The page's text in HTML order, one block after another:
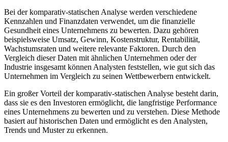
Bei der komparativ-statischen Analyse werden verschiedene
Kennzahlen und Finanzdaten verwendet, um die finanzielle
Gesundheit eines Unternehmens zu bewerten. Dazu gehören
beispielsweise Umsatz, Gewinn, Kostenstruktur, Rentabilität,
Wachstumsraten und weitere relevante Faktoren. Durch den
Vergleich dieser Daten mit ähnlichen Unternehmen oder der
Industrie insgesamt können Analysten feststellen, wie gut sich das
Unternehmen im Vergleich zu seinen Wettbewerbern entwickelt.
Ein großer Vorteil der komparativ-statischen Analyse besteht darin,
dass sie es den Investoren ermöglicht, die langfristige Performance
eines Unternehmens zu bewerten und zu verstehen. Diese Methode
basiert auf historischen Daten und ermöglicht es den Analysten,
Trends und Muster zu erkennen.